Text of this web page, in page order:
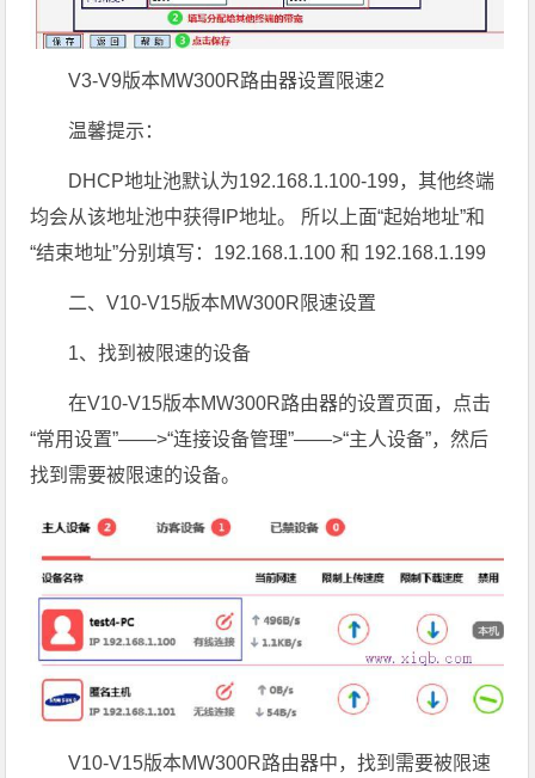
V3-V9版本MW300R路由器设置限速2
温馨提示：
DHCP地址池默认为192.168.1.100-199，其他终端
均会从该地址池中获得IP地址。 所以上面“起始地址”和
“结束地址”分别填写：192.168.1.100 和 192.168.1.199
二、V10-V15版本MW300R限速设置
1、找到被限速的设备
在V10-V15版本MW300R路由器的设置页面，点击
“常用设置”——>“连接设备管理”——>“主人设备”，然后
找到需要被限速的设备。
V10-V15版本MW300R路由器中，找到需要被限速